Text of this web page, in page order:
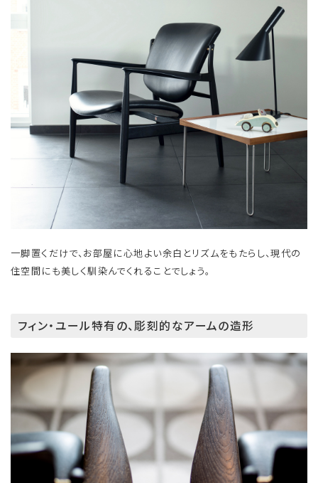
一脚置くだけで、お部屋に心地よい余白とリズムをもたらし、現代の
住空間にも美しく馴染んでくれることでしょう。
フィン・ユール特有の、彫刻的なアームの造形